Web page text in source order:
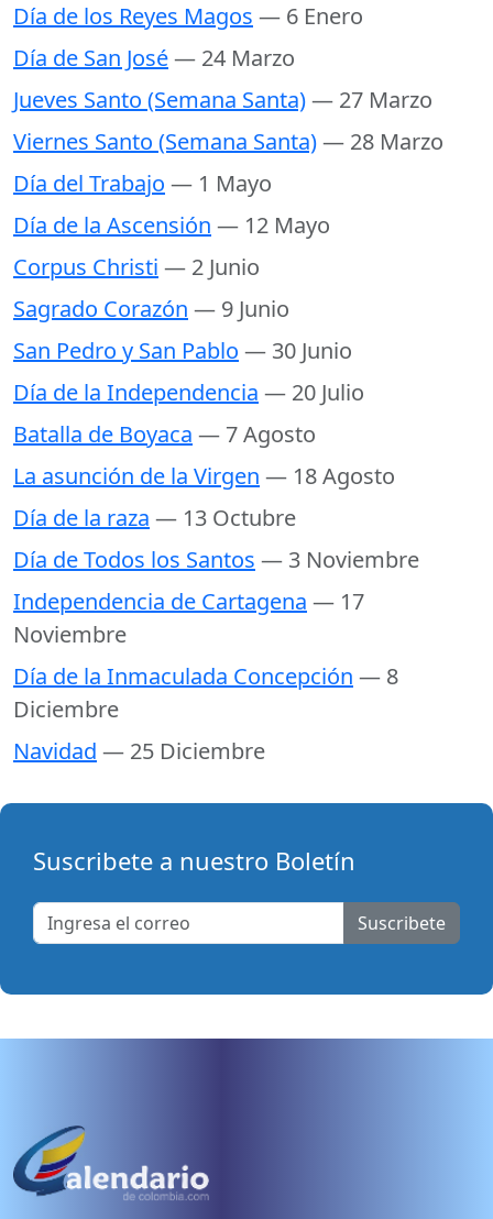
Día de los Reyes Magos — 6 Enero
Día de San José— 24 Marzo
Jueves Santo (Semana Santa)— 27 Marzo
Viernes Santo (Semana Santa)— 28 Marzo
Día del Trabajo — 1 Mayo
Día de la Ascensión — 12 Mayo
Corpus Christi — 2 Junio
Sagrado Corazón — 9 Junio
San Pedro y San Pablo — 30 Junio
Día de la Independencia — 20 Julio
Batalla de Boyaca — 7 Agosto
La asunción de la Virgen — 18 Agosto
Día de la raza — 13 Octubre
Día de Todos los Santos — 3 Noviembre
Independencia de Cartagena — 17
Noviembre
Día de la Inmaculada Concepción — 8
Diciembre
Navidad — 25 Diciembre
Suscribete a nuestro Boletín
Suscribete